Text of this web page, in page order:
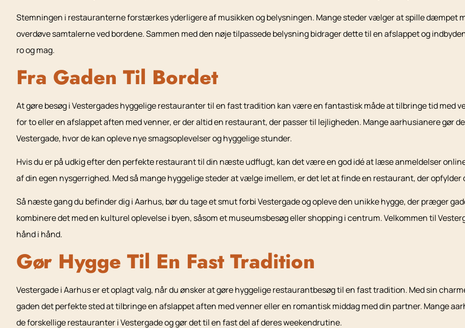
Stemningen i restauranterne forstærkes yderligere af musikken og belysningen. Mange steder vælger at spille dæmpet
overdøve samtalerne ved bordene. Sammen med den nøje tilpassede belysning bidrager dette til en afslappet og
ro og mag.
Fra Gaden Til Bordet
At gøre besøg i Vestergades hyggelige restauranter til en fast tradition kan være en fantastisk måde at tilbringe tid med
for to eller en afslappet aften med venner, er der altid en restaurant, der passer til lejligheden. Mange aarhusianere gør
Vestergade, hvor de kan opleve nye smagsoplevelser og hyggelige stunder.
Hvis du er på udkig efter den perfekte restaurant til din næste udflugt, kan det være en god idé at læse anmeldelser
af din egen nysgerrighed. Med så mange hyggelige steder at vælge imellem, er det let at finde en restaurant, der opfylder
Så næste gang du befinder dig i Aarhus, bør du tage et smut forbi Vestergade og opleve den unikke hygge, der præger
kombinere det med en kulturel oplevelse i byen, såsom et museumsbesøg eller shopping i centrum. Velkommen til
hånd i hånd.
Gør Hygge Til En Fast Tradition
Vestergade i Aarhus er et oplagt valg, når du ønsker at gøre hyggelige restaurantbesøg til en fast tradition. Med sin
gaden det perfekte sted at tilbringe en afslappet aften med venner eller en romantisk middag med din partner. Mange
de forskellige restauranter i Vestergade og gør det til en fast del af deres weekendrutine.